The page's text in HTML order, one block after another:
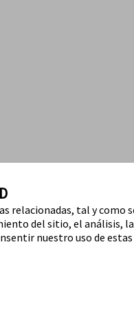
relacionadas, tal y como
del sitio, el análisis,
nuestro uso de